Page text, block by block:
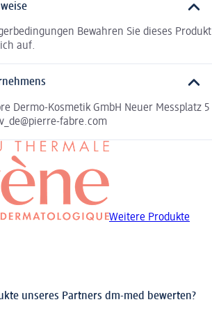
Bewahren Sie dieses Produkt
auf.
Dermo-Kosmetik GmbH Neuer Messplatz 5
fabre.com
Weitere Produkte
unseres Partners dm-med bewerten?